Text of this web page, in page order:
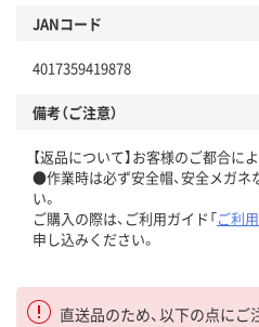
JANコード
4017359419878
備考（ご注意）
【返品について】お客様のご都合に
●作業時は必ず安全帽、安全メガネ
い。
ご購入の際は、ご利用ガイド「ご利
申し込みください。
直送品のため、以下の点にご